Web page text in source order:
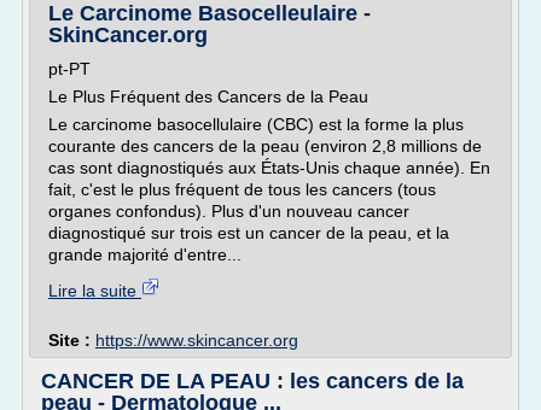
Le Carcinome Basocelleulaire -
SkinCancer.org
pt-PT
Le Plus Fréquent des Cancers de la Peau
Le carcinome basocellulaire (CBC) est la forme la plus
courante des cancers de la peau (environ 2,8 millions de
cas sont diagnostiqués aux États-Unis chaque année). En
fait, c'est le plus fréquent de tous les cancers (tous
organes confondus). Plus d'un nouveau cancer
diagnostiqué sur trois est un cancer de la peau, et la
grande majorité d'entre...
Lire la suite
Site : https://www.skincancer.org
CANCER DE LA PEAU : les cancers de la
peau - Dermatologue ...